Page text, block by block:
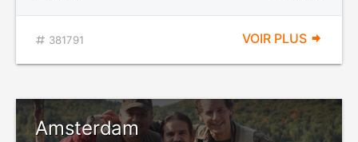
381791 VOIR PLUS
Amsterdam